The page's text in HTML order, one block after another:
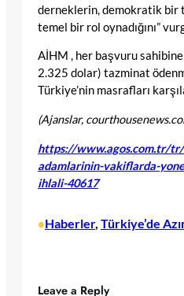
derneklerin, demokratik bir
temel bir rol oynadığını”
AİHM , her başvuru
2.325 dolar) tazminat
Türkiye’nin masrafları
(Ajanslar,
https://www.agos.com.tr/
adamlarinin-vakiflarda-
ihlali-40617
•Haberler, Türkiye’de
Leave a Reply